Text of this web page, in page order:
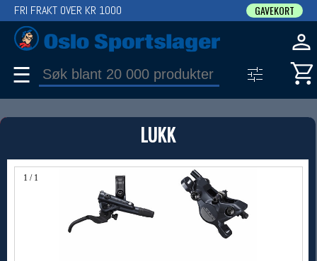
LUKK
1 / 1
FRI FRAKT OVER KR 1000 GAVEKORT
☰
PRODUKT
Produkter (1)
Bruk filter til å spisse søket